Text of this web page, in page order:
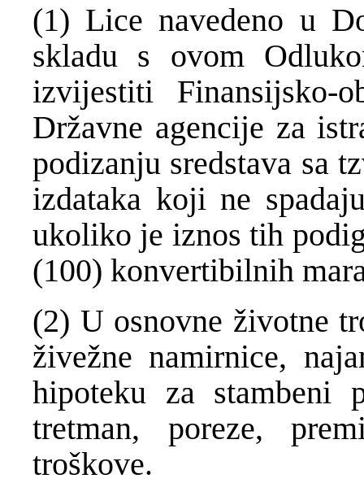
(1) Lice navedeno u
skladu s ovom
izvijestiti Finansijsko-
Državne agencije za
podizanju sredstava sa
izdataka koji ne
ukoliko je iznos tih
(100) konvertibilnih
(2) U osnovne životne
živežne namirnice,
hipoteku za stambeni
tretman, poreze,
troškove.